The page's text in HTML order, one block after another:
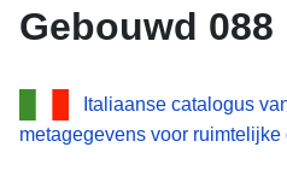
Gebouwd 088
Italiaanse catalogus
metagegevens voor ruimtelijke